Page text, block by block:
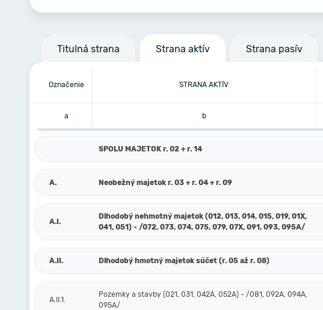
Titulná strana Strana aktív Strana pasív
Označenie STRANA AKTÍV
a b
SPOLU MAJETOK r. 02 + r. 14
A. Neobežný majetok r. 03 + r. 04 + r. 09
A.I.
Dlhodobý nehmotný majetok (012, 013, 014, 015, 019, 01X,
041, 051) - /072, 073, 074, 075, 079, 07X, 091, 093, 095A/
A.II. Dlhodobý hmotný majetok súčet (r. 05 až r. 08)
A.II.1.
Pozemky a stavby (021, 031, 042A, 052A) - /081, 092A, 094A,
095A/